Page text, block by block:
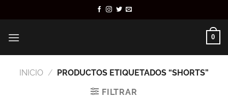
al
0
INICIO / PRODUCTOS ETIQUETADOS “SHORTS”
FILTRAR